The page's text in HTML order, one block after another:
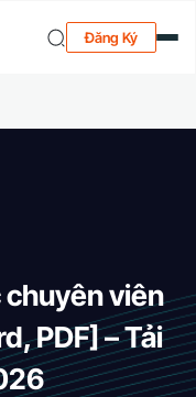
Đăng Ký
chuyên viên
PDF] – Tải